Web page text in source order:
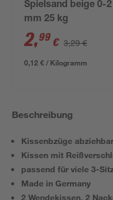
Spielsand beige 0-2
mm 25 kg
2,99 € 3,29 €
0,12 € / Kilogramm
Beschreibung
Kissenbzüge
Kissen mit
passend für viele 3-
Made in Germany
2 Wendekissen, 2